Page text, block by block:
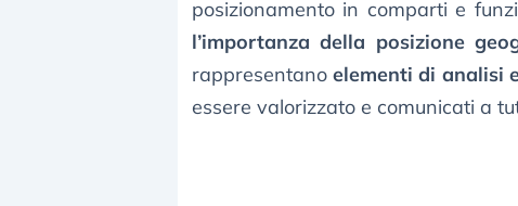
posizionamento in comparti e
l’importanza della posizione
rappresentanoelementi di analisi
essere valorizzato e comunicati a